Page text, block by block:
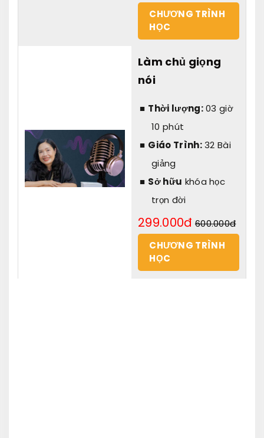
CHƯƠNG TRÌNH
HỌC
Làm chủ giọng
nói
Thời lượng:03 giờ
10 phút
Giáo Trình:32 Bài
giảng
Sở hữu khóa học
trọn đời
299.000đ 600.000đ
CHƯƠNG TRÌNH
HỌC